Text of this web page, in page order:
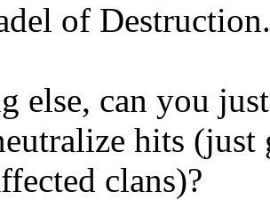
of Destruction.
else, can you
hits
clans)?